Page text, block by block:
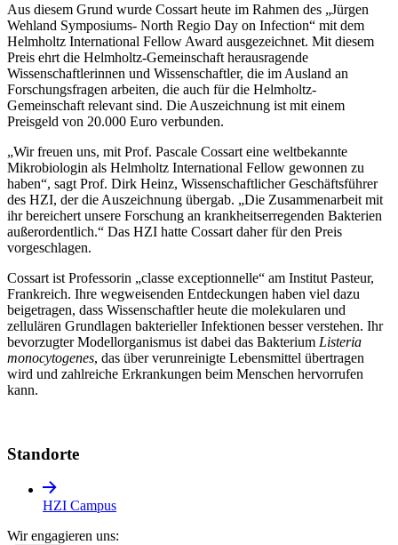
Aus diesem Grund wurde Cossart heute im Rahmen des „Jürgen
Wehland Symposiums- North Regio Day on Infection“ mit dem
Helmholtz International Fellow Award ausgezeichnet. Mit diesem
Preis ehrt die Helmholtz-Gemeinschaft herausragende
Wissenschaftlerinnen und Wissenschaftler, die im Ausland an
Forschungsfragen arbeiten, die auch für die Helmholtz-
Gemeinschaft relevant sind. Die Auszeichnung ist mit einem
Preisgeld von 20.000 Euro verbunden.
„Wir freuen uns, mit Prof. Pascale Cossart eine weltbekannte
Mikrobiologin als Helmholtz International Fellow gewonnen zu
haben“, sagt Prof. Dirk Heinz, Wissenschaftlicher Geschäftsführer
des HZI, der die Auszeichnung übergab. „Die Zusammenarbeit mit
ihr bereichert unsere Forschung an krankheitserregenden Bakterien
außerordentlich.“ Das HZI hatte Cossart daher für den Preis
vorgeschlagen.
Cossart ist Professorin „classe exceptionnelle“ am Institut Pasteur,
Frankreich. Ihre wegweisenden Entdeckungen haben viel dazu
beigetragen, dass Wissenschaftler heute die molekularen und
zellulären Grundlagen bakterieller Infektionen besser verstehen. Ihr
bevorzugter Modellorganismus ist dabei das Bakterium Listeria
monocytogenes, das über verunreinigte Lebensmittel übertragen
wird und zahlreiche Erkrankungen beim Menschen hervorrufen
kann.
Standorte
HZI Campus
Wir engagieren uns: